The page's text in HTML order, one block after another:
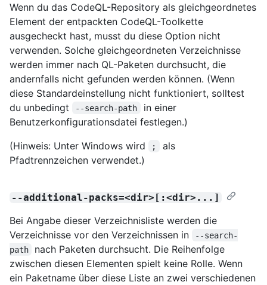
Wenn du das CodeQL-Repository als gleichgeordnetes
Element der entpackten CodeQL-Toolkette
ausgecheckt hast, musst du diese Option nicht
verwenden. Solche gleichgeordneten Verzeichnisse
werden immer nach QL-Paketen durchsucht, die
andernfalls nicht gefunden werden können. (Wenn
diese Standardeinstellung nicht funktioniert, solltest
du unbedingt
--search-path
in einer
Benutzerkonfigurationsdatei festlegen.)
(Hinweis: Unter Windows wird
;
als
Pfadtrennzeichen verwendet.)
--additional-packs=<dir>[:<dir>...]
Bei Angabe dieser Verzeichnisliste werden die
Verzeichnisse vor den Verzeichnissen in
--search-
path
nach Paketen durchsucht. Die Reihenfolge
zwischen diesen Elementen spielt keine Rolle. Wenn
ein Paketname über diese Liste an zwei verschiedenen